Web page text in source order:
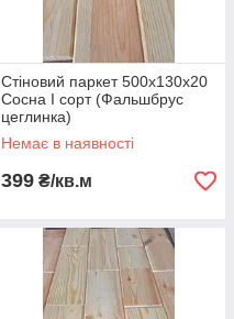
Стіновий паркет 500х130х20
Сосна І сорт (Фальшбрус
цеглинка)
Немає в наявності
399 ₴/кв.м